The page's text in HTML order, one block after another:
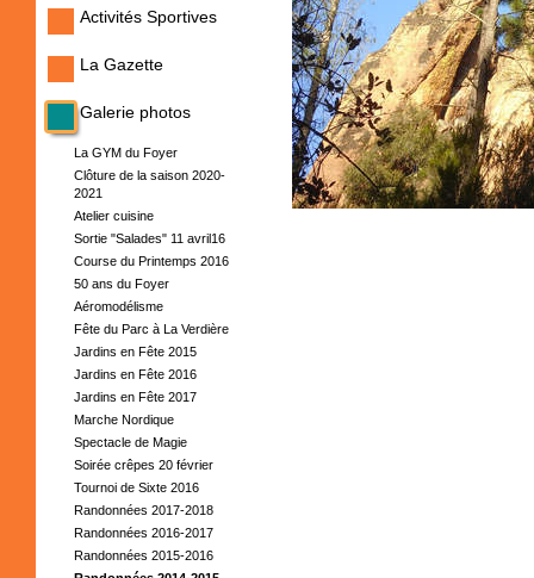
Activités Sportives
La Gazette
Galerie photos
La GYM du Foyer
Clôture de la saison 2020-
2021
Atelier cuisine
Sortie "Salades" 11 avril16
Course du Printemps 2016
50 ans du Foyer
Aéromodélisme
Fête du Parc à La Verdière
Jardins en Fête 2015
Jardins en Fête 2016
Jardins en Fête 2017
Marche Nordique
Spectacle de Magie
Soirée crêpes 20 février
Tournoi de Sixte 2016
Randonnées 2017-2018
Randonnées 2016-2017
Randonnées 2015-2016